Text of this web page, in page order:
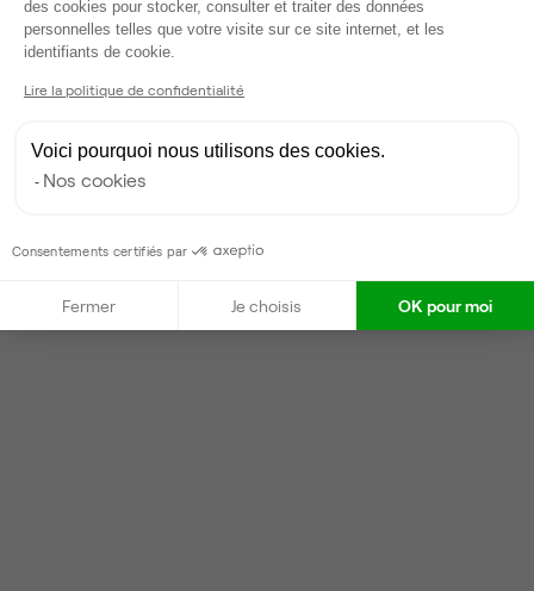
Partenaire depuis 2022
Répond en quelques heures
Taux de réponse : 20%
des cookies pour stocker, consulter et traiter des données
personnelles telles que votre visite sur ce site internet, et les
identifiants de cookie.
Lire la politique de confidentialité
Voici pourquoi nous utilisons des cookies.
Nos cookies
Consentements certifiés par
Fermer Je choisis OK pour moi